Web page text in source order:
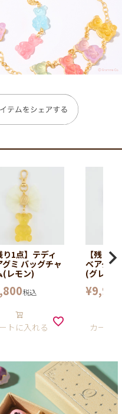
り1点】テディ
グミ バッグチャ
(レモン)
税込
トに入れる
【残り1
ベアグミ
(グレー
¥9,900
カート